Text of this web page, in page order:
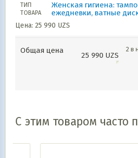
ТИП
ТОВАРА
Женская гигиена:
ежедневки, ватные
Цена: 25 990 UZS
Общая цена
25 990 UZS
2 в
С этим товаром часто